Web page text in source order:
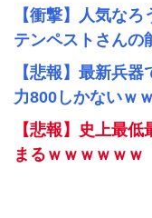
【衝撃】人気な
テンペストさんの
【悲報】最新兵
力800しかないｗ
【悲報】史上最
まるｗｗｗｗｗｗ